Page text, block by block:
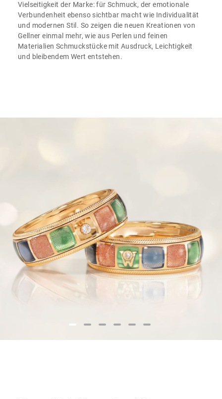
Vielseitigkeit der Marke: für Schmuck, der emotionale
Verbundenheit ebenso sichtbar macht wie Individualität
und modernen Stil. So zeigen die neuen Kreationen von
Gellner einmal mehr, wie aus Perlen und feinen
Materialien Schmuckstücke mit Ausdruck, Leichtigkeit
und bleibendem Wert entstehen.